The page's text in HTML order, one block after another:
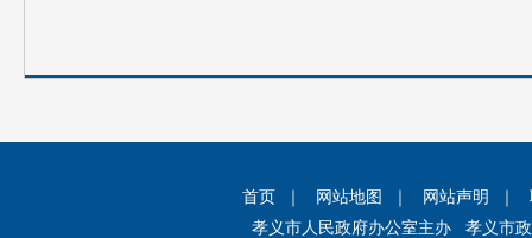
首页 网站地图 网站声明
孝义市人民政府办公室主办 孝义市